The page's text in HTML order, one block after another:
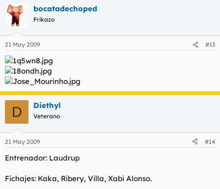
bocatadechoped
Frikazo
21 May 2009 #13
D Diethyl
Veterano
21 May 2009 #14
Entrenador: Laudrup
Fichajes: Kaka, Ribery, Villa, Xabi Alonso.